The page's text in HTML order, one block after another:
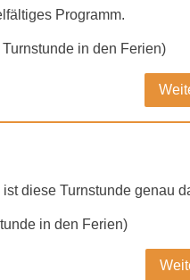
Programm.
in den Ferien)
diese Turnstunde genau
in den Ferien)